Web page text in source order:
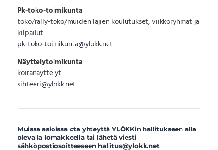
Pk-toko-toimikunta
toko/rally-toko/muiden lajien koulutukset, viikkoryhmät ja
kilpailut
pk-toko-toimikunta@ylokk.net
Näyttelytoimikunta
koiranäyttelyt
sihteeri@ylokk.net
Muissa asioissa ota yhteyttä YLÖKKin hallitukseen alla
olevalla lomakkeella tai lähetä viesti
sähköpostiosoitteeseen hallitus@ylokk.net